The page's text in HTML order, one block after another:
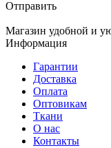
Отправить
Магазин удобной и
Информация
Гарантии
Доставка
Оплата
Оптовикам
Ткани
О нас
Контакты